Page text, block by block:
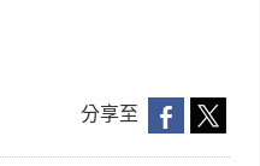
分享至